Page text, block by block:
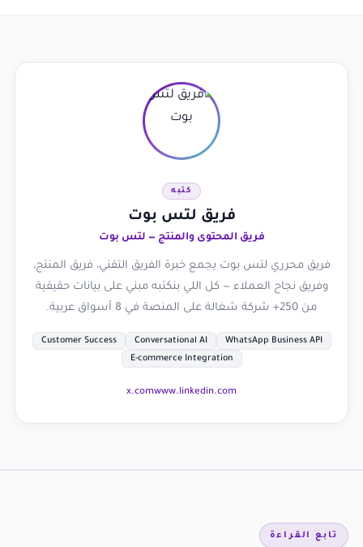
كتبه
فريق لتس بوت
فريق المحتوى والمنتج — لتس بوت
فريق محرري لتس بوت يجمع خبرة الفريق التقني، فريق المنتج،
وفريق نجاح العملاء — كل اللي بنكتبه مبني على بيانات حقيقية
من 250+ شركة شغالة على المنصة في 8 أسواق عربية.
WhatsApp Business API
Conversational AI
Customer Success
E-commerce Integration
www.linkedin.com
x.com
تابع القراءة